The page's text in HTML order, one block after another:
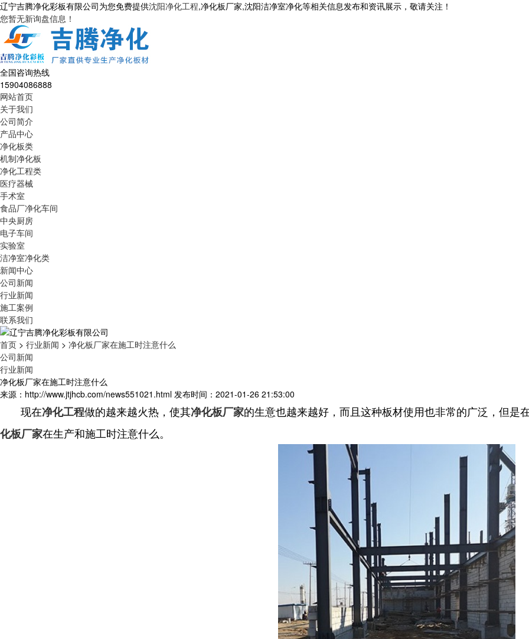
辽宁吉腾净化彩板有限公司为您免费提供沈阳净化工程,净化板厂家,沈阳洁净室净化等相关信息发布和资讯展示，敬请关注！
您暂无新询盘信息！
全国咨询热线
15904086888
网站首页
关于我们
公司简介
产品中心
净化板类
机制净化板
净化工程类
医疗器械
手术室
食品厂净化车间
中央厨房
电子车间
实验室
洁净室净化类
新闻中心
公司新闻
行业新闻
施工案例
联系我们
首页 > 行业新闻 > 净化板厂家在施工时注意什么
公司新闻
行业新闻
净化板厂家在施工时注意什么
来源：http://www.jtjhcb.com/news551021.html 发布时间：2021-01-26 21:53:00
现在净化工程做的越来越火热，使其净化板厂家的生意也越来越好，而且这种板材使用也非常的广泛，但
化板厂家在生产和施工时注意什么。